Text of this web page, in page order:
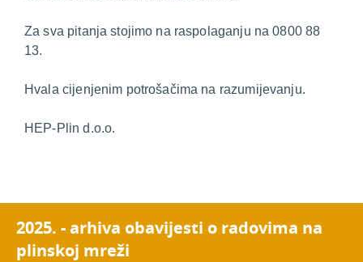
Za sva pitanja stojimo na raspolaganju na 0800 88
13.
Hvala cijenjenim potrošačima na razumijevanju.
HEP-Plin d.o.o.
2025. - arhiva obavijesti o radovima na
plinskoj mreži